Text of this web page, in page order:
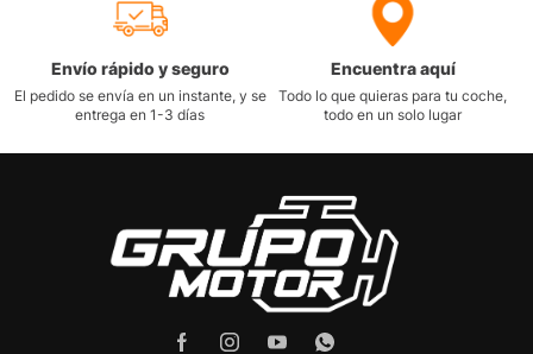
Envío rápido y seguro
El pedido se envía en un instante, y se
entrega en 1-3 días
Encuentra aquí
Todo lo que quieras para tu coche,
todo en un solo lugar